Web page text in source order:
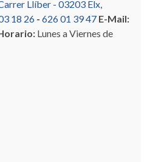
Llíber - 03203 Elx,
18 26 - 626 01 39 47 E-Mail:
Lunes a Viernes de